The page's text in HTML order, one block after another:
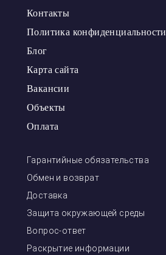
Контакты
Политика конфиденциальности
Блог
Карта сайта
Вакансии
Объекты
Оплата
Гарантийные обязательства
Обмен и возврат
Доставка
Защита окружающей среды
Вопрос-ответ
Раскрытие информации